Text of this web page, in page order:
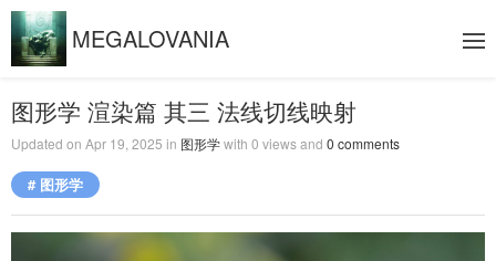
MEGALOVANIA
图形学 渲染篇 其三 法线切线映射
Updated on Apr 19, 2025 in 图形学with 0 views and 0 comments
# 图形学